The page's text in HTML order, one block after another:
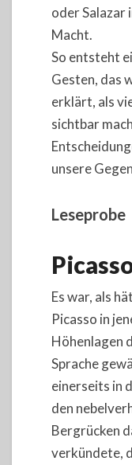
oder Salazar
Macht.
So entsteht
Gesten, das
erklärt, als
sichtbar
unsere
Leseprobe
Es war, als
Picasso in
Höhenlagen
Sprache
einerseits in
den
Bergrücken
verkündete,